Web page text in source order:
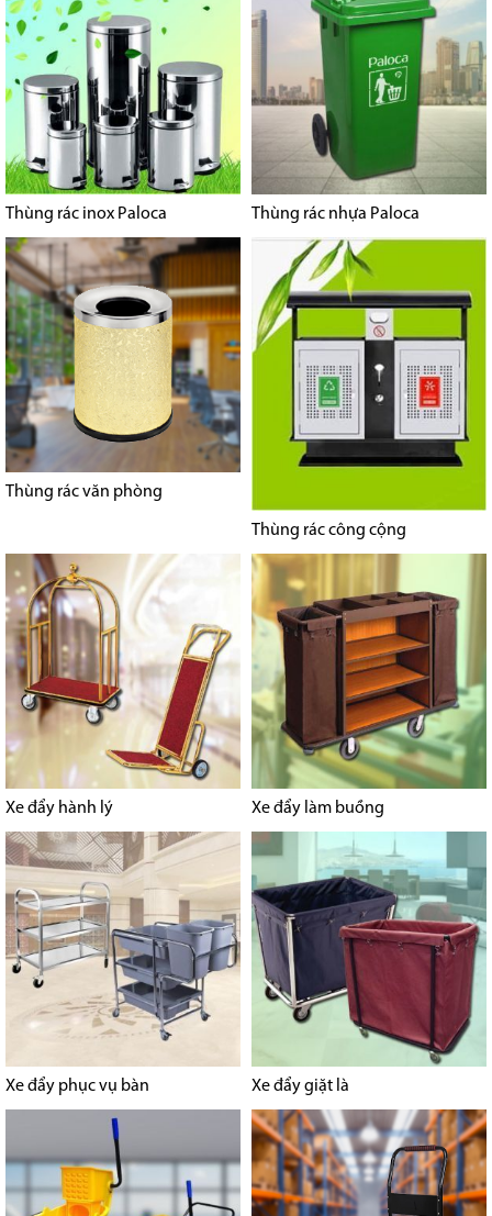
Thùng rác inox Paloca Thùng rác nhựa Paloca
Thùng rác văn phòng
Thùng rác công cộng
Xe đẩy hành lý Xe đẩy làm buồng
Xe đẩy phục vụ bàn Xe đẩy giặt là